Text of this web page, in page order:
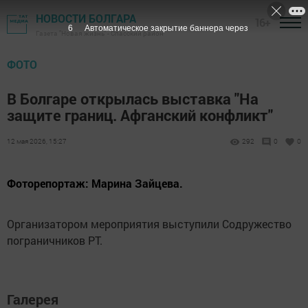
НОВОСТИ БОЛГАРА
Газета "Новая жизнь" - Спасский район
ФОТО
В Болгаре открылась выставка "На
защите границ. Афганский конфликт"
12 мая 2026, 15:27 292 0 0
Фоторепортаж: Марина Зайцева.
Организатором мероприятия выступили Содружество
пограничников РТ.
Галерея
6 Автоматическое закрытие баннера через